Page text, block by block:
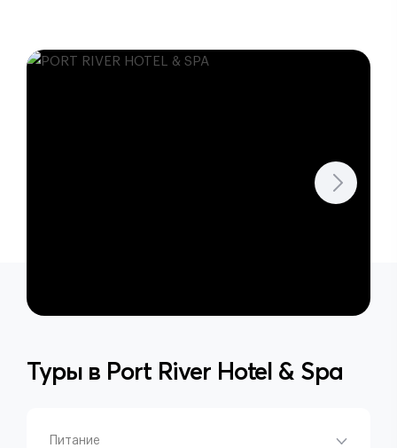
Туры в Port River Hotel & Spa
Питание